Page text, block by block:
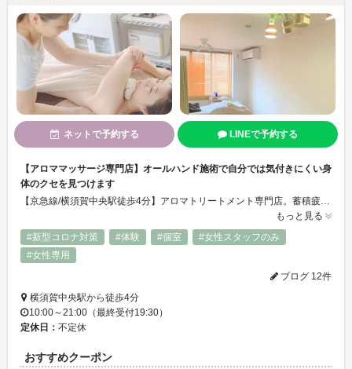
ネットで予約する LINEで予約する
【アロママッサージ専門店】オールハンド施術で自分では気付きにくい身
体のクセを見つけます
【京急線/横須賀中央駅徒歩4分】アロマトリートメント専門店。蓄積疲労、万年肩こり、ストレスによる不眠や頭痛、肌悩みを根本から見直しませんか?身体と心の繋がりを大切にし、心身共に整えていきます。自分では気が付きにくい身体のクセやストレスを見つけていきます。アロマの心地よい香りに包まれながら極上リラックスタイムをお過ごいただけます。
もっと見る
#新型コロナ対策
#体験 #個室
#女性スタッフのみ
#女性専用
ブログ 12件
横須賀中央駅から徒歩4分
10:00～21:00（最終受付19:30）
定休日： 不定休
おすすめクーポン